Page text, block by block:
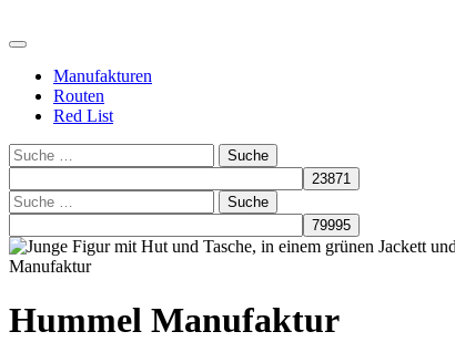
Manufakturen
Routen
Red List
Suche
Suche
Manufaktur
Hummel Manufaktur